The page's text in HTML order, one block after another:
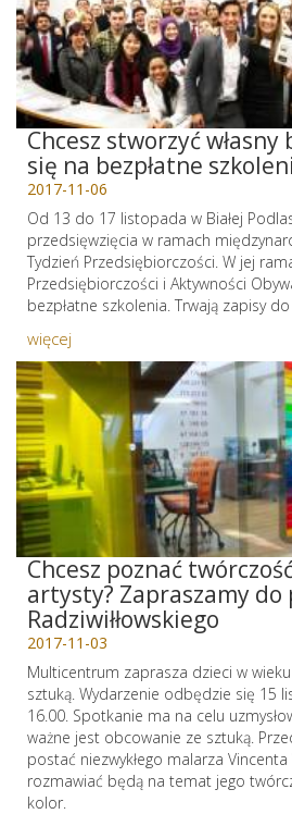
Chcesz stworzyć własny
się na bezpłatne
2017-11-06
Od 13 do 17 listopada w Białej
przedsięwzięcia w ramach
Tydzień Przedsiębiorczości. W jej
Przedsiębiorczości i Aktywności
bezpłatne szkolenia. Trwają zapisy
więcej
Chcesz poznać
artysty? Zapraszamy do
Radziwiłłowskiego
2017-11-03
Multicentrum zaprasza dzieci w
sztuką. Wydarzenie odbędzie się 15
16.00. Spotkanie ma na celu
ważne jest obcowanie ze sztuką.
postać niezwykłego malarza
rozmawiać będą na temat jego
kolor.